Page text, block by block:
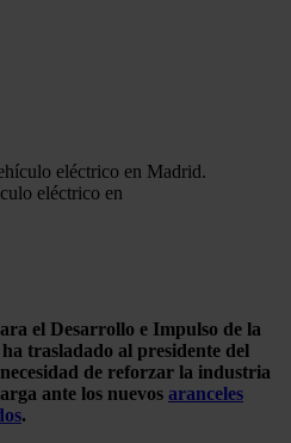
eléctrico en
el Desarrollo e Impulso de la
trasladado al presidente del
necesidad de reforzar la industria
ante los nuevos aranceles
.